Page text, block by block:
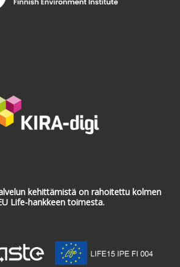
kehittämistä on rahoitettu kolmen
Life-hankkeen toimesta.